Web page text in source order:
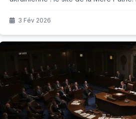
une guerre bien plus profonde que
3 Fév 2026